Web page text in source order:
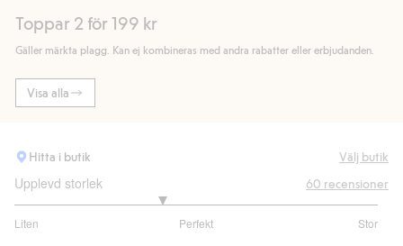
Toppar 2 för 199 kr
Gäller märkta plagg. Kan ej kombineras med andra rabatter eller erbjudanden.
Visa alla
Hitta i butik Välj butik
Upplevd storlek
Liten Perfekt Stor
utav
60 recensioner